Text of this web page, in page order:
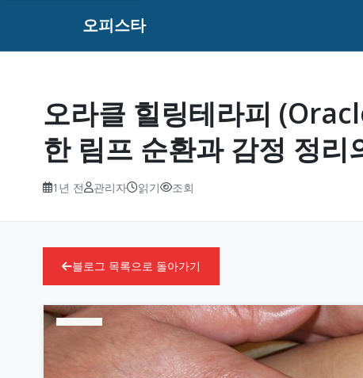
오피스타
오라클 힐링테라피
한 림프 순환과 감정 정리
1년 전 관리자 읽기 조회
블로그 목록으로 돌아가기